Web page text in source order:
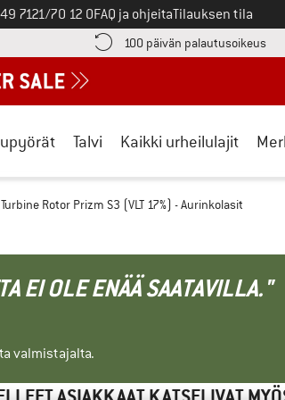
meille
7121/70 12 0FAQ ja ohjeitaTilauksen tila
tietokentässä 100 päivän palautusoikeus
Talvi Kaikki urheilulajit
Turbine Rotor Prizm S3 (VLT 17%) - Aurinkolasit
EI OLE ENÄÄ SAATAVILLA."
valmistajalta.